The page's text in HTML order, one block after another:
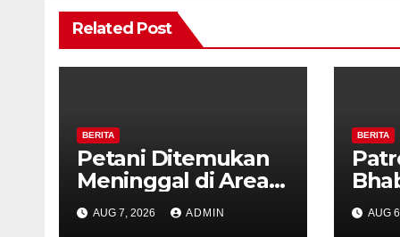
Related Post
BERITA
Petani Ditemukan
Meninggal di Area
Persawahan
Kalibeji, Polisi
AUG 7, 2026 ADMIN
BERITA
dan
AUG